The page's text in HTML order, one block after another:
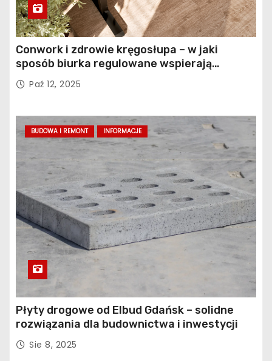
Conwork i zdrowie kręgosłupa – w jaki
sposób biurka regulowane wspierają
profilaktykę bólu pleców
Paź 12, 2025
BUDOWA I REMONT INFORMACJE
Płyty drogowe od Elbud Gdańsk – solidne
rozwiązania dla budownictwa i inwestycji
Sie 8, 2025